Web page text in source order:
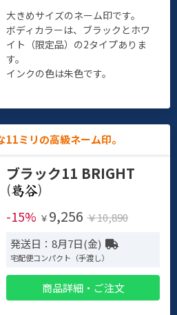
大きめサイズのネーム印です。
ボディカラーは、ブラックとホワ
イト（限定品）の2タイプありま
す。
インクの色は朱色です。
11ミリの高級ネーム印。
ブラック11 BRIGHT
(
)
-15% ￥ 9,256 ￥10,890
発送日：8月7日(金)
宅配便コンパクト（手渡し）
商品詳細・ご注文